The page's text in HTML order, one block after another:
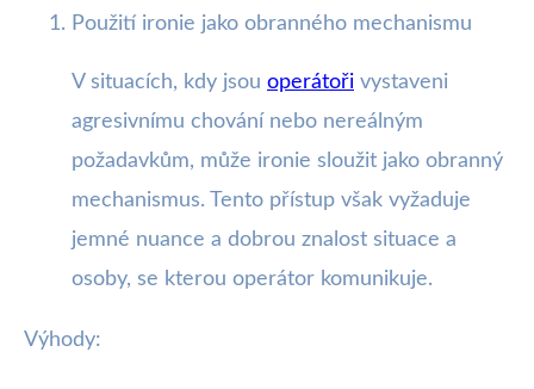
Použití ironie jako obranného mechanismu
V situacích, kdy jsou operátoři vystaveni
agresivnímu chování nebo nereálným
požadavkům, může ironie sloužit jako obranný
mechanismus. Tento přístup však vyžaduje
jemné nuance a dobrou znalost situace a
osoby, se kterou operátor komunikuje.
Výhody: